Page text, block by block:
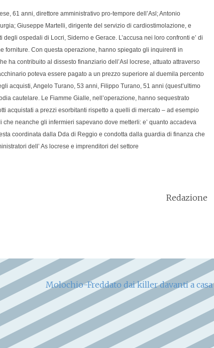
61 anni, direttore amministrativo pro-tempore dell’Asl; Antonio
Giuseppe Martelli, dirigente del servizio di cardiostimolazione, e
ospedali di Locri, Siderno e Gerace. L’accusa nei loro confronti e’ di
forniture. Con questa operazione, hanno spiegato gli inquirenti in
ha contribuito al dissesto finanziario dell’Asl locrese, attuato attraverso
poteva essere pagato a un prezzo superiore al duemila percento
acquisti, Angelo Turano, 53 anni, Filippo Turano, 51 anni (quest’ultimo
cautelare. Le Fiamme Gialle, nell’operazione, hanno sequestrato
acquistati a prezzi esorbitanti rispetto a quelli di mercato – ad esempio
neanche gli infermieri sapevano dove metterli: e’ quanto accadeva
coordinata dalla Dda di Reggio e condotta dalla guardia di finanza che
dell’ As locrese e imprenditori del settore
Redazione
Molochio-Freddato dai killer davanti a